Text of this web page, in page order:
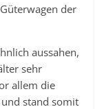
der
aussahen,
sehr
allem die
stand somit